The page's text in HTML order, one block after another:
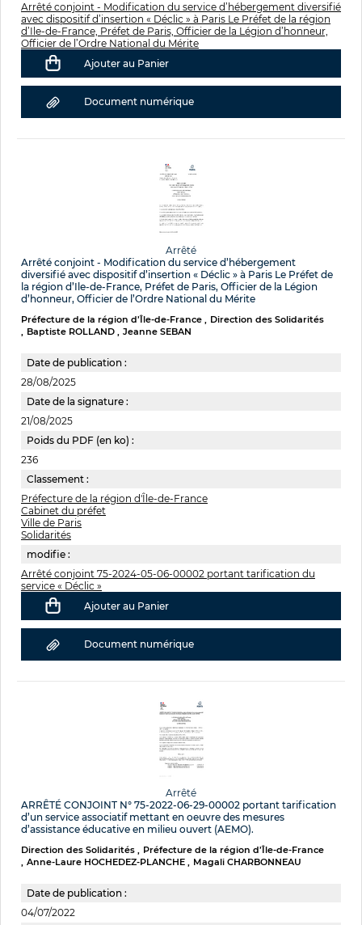
Arrêté conjoint - Modification du service d’hébergement diversifié
avec dispositif d’insertion « Déclic » à Paris Le Préfet de la région
d’Ile-de-France, Préfet de Paris, Officier de la Légion d’honneur,
Officier de l’Ordre National du Mérite
Ajouter au Panier
Document numérique
Arrêté
Arrêté conjoint - Modification du service d’hébergement
diversifié avec dispositif d’insertion « Déclic » à Paris Le Préfet de
la région d’Ile-de-France, Préfet de Paris, Officier de la Légion
d’honneur, Officier de l’Ordre National du Mérite
Préfecture de la région d’Île-de-France
Direction des Solidarités
Baptiste ROLLAND
Jeanne SEBAN
Date de publication :
28/08/2025
Date de la signature :
21/08/2025
Poids du PDF (en ko) :
236
Classement :
Préfecture de la région d'Île-de-France
Cabinet du préfet
Ville de Paris
Solidarités
modifie :
Arrêté conjoint 75-2024-05-06-00002 portant tarification du
service « Déclic »
Ajouter au Panier
Document numérique
Arrêté
ARRÊTÉ CONJOINT N° 75-2022-06-29-00002 portant tarification
d’un service associatif mettant en oeuvre des mesures
d’assistance éducative en milieu ouvert (AEMO).
Direction des Solidarités
Préfecture de la région d’Île-de-France
Anne-Laure HOCHEDEZ-PLANCHE
Magali CHARBONNEAU
Date de publication :
04/07/2022